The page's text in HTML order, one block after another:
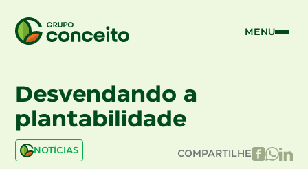
MENU
Desvendando a
plantabilidade
NOTÍCIAS COMPARTILHE